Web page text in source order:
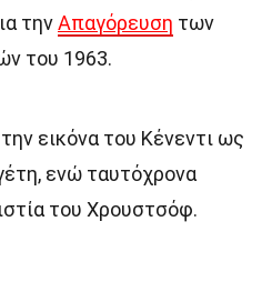
τηνΑπαγόρευση των
του 1963.
εικόνα του Κένεντι ως
ενώ ταυτόχρονα
του Χρουστσόφ.